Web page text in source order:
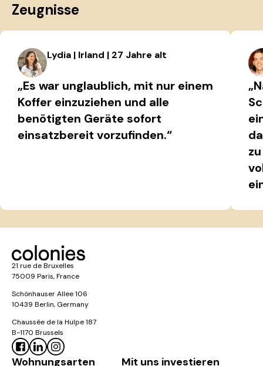
Zeugnisse
Lydia | Irland | 27 Jahre alt
„Es war unglaublich, mit nur einem
Koffer einzuziehen und alle
benötigten Geräte sofort
einsatzbereit vorzufinden.“
21 rue de Bruxelles
75009 Paris, France
Schönhauser Allee 106
10439 Berlin, Germany
Chaussée de la Hulpe 187
B-1170 Brussels
Wohnungsarten Mit uns investieren